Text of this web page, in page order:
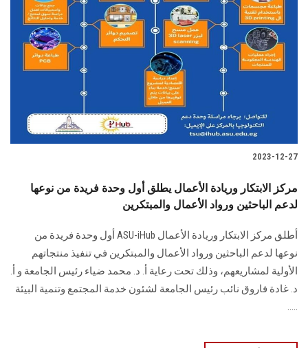
الدراسات العليا
الخريجين
الزائـرون
2023-12-27
مركز الابتكار وريادة الأعمال يطلق أول وحدة فريدة من نوعها
لدعم الباحثين ورواد الأعمال والمبتكرين
أطلق مركز الابتكار وريادة الأعمال‎ ASU-iHub ‎أول وحدة فريدة من
نوعها لدعم الباحثين ‏ورواد الأعمال والمبتكرين في تنفيذ منتجاتهم
الأولية لمشاريعهم، وذلك تحت رعاية أ. د. محمد ‏ضياء رئيس الجامعة و أ.
د. غادة فاروق نائب رئيس الجامعة لشئون خدمة المجتمع وتنمية ‏البيئة
.....